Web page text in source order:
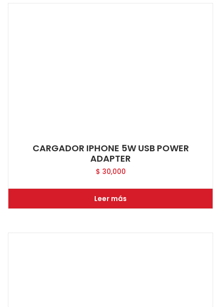
CARGADOR IPHONE 5W USB POWER
ADAPTER
$ 30,000
Leer más